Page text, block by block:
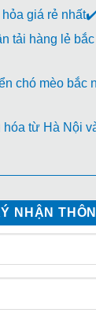
hỏa giá rẻ nhất✔️
tải hàng lẻ
chó mèo bắc
từ Hà Nội
NHẬN